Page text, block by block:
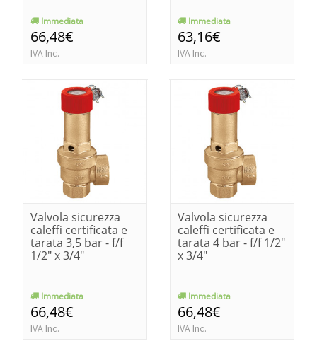
Immediata
66,48€
IVA Inc.
Immediata
63,16€
IVA Inc.
Valvola sicurezza
caleffi certificata e
tarata 3,5 bar - f/f
1/2" x 3/4"
Immediata
66,48€
IVA Inc.
Valvola sicurezza
caleffi certificata e
tarata 4 bar - f/f 1/2"
x 3/4"
Immediata
66,48€
IVA Inc.